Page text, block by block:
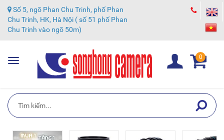
Số 5, ngõ Phan Chu Trinh, phố Phan
Chu Trinh, HK, Hà Nội ( số 51 phố Phan
Chu Trinh vào ngõ 50m)
Toggle
navigation
0